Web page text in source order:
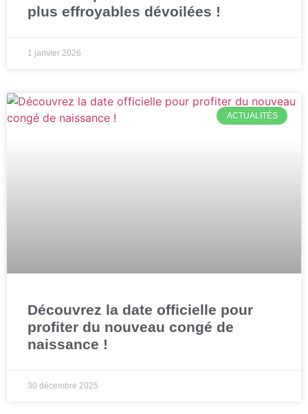
plus effroyables dévoilées !
1 janvier 2026
ACTUALITÉS
Découvrez la date officielle pour
profiter du nouveau congé de
naissance !
30 décembre 2025